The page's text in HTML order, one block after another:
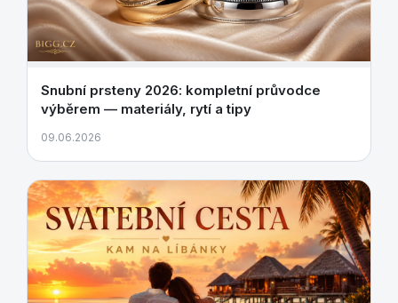
Snubní prsteny 2026: kompletní průvodce
výběrem — materiály, rytí a tipy
09.06.2026